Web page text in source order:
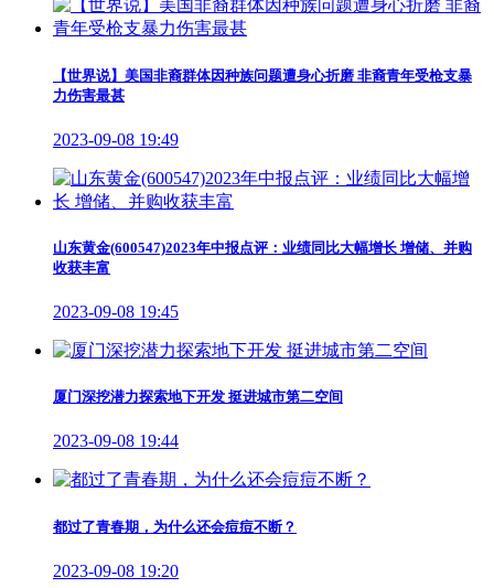
【世界说】美国非裔群体因种族问题遭身心折磨 非裔青年受枪支暴
力伤害最甚
2023-09-08 19:49
山东黄金(600547)2023年中报点评：业绩同比大幅增长 增储、并购
收获丰富
2023-09-08 19:45
厦门深挖潜力探索地下开发 挺进城市第二空间
2023-09-08 19:44
都过了青春期，为什么还会痘痘不断？
2023-09-08 19:20